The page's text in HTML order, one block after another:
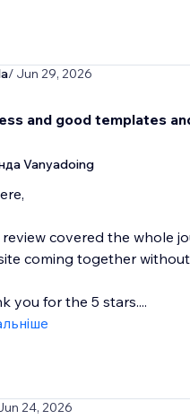
/ Jun 29, 2026
and good templates
Vanyadoing
covered the whole
coming together
you for the 5 stars....
24, 2026